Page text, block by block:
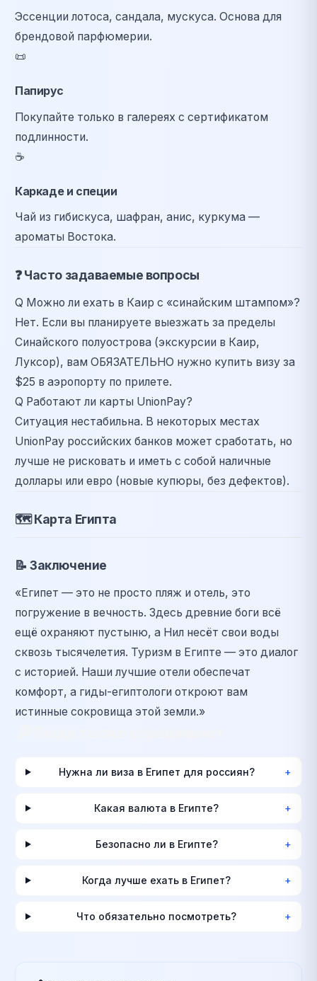
Эссенции лотоса, сандала, мускуса. Основа для
брендовой парфюмерии.
📜
Папирус
Покупайте только в галереях с сертификатом
подлинности.
☕
Каркаде и специи
Чай из гибискуса, шафран, анис, куркума —
ароматы Востока.
❓Часто задаваемые вопросы
Q Можно ли ехать в Каир с «синайским штампом»?
Нет. Если вы планируете выезжать за пределы
Синайского полуострова (экскурсии в Каир,
Луксор), вам ОБЯЗАТЕЛЬНО нужно купить визу за
$25 в аэропорту по прилете.
Q Работают ли карты UnionPay?
Ситуация нестабильна. В некоторых местах
UnionPay российских банков может сработать, но
лучше не рисковать и иметь с собой наличные
доллары или евро (новые купюры, без дефектов).
🗺️Карта Египта
📝 Заключение
«Египет — это не просто пляж и отель, это
погружение в вечность. Здесь древние боги всё
ещё охраняют пустыню, а Нил несёт свои воды
сквозь тысячелетия. Туризм в Египте — это диалог
с историей. Наши лучшие отели обеспечат
комфорт, а гиды-египтологи откроют вам
истинные сокровища этой земли.»
Нужна ли виза в Египет для россиян? +
Какая валюта в Египте? +
Безопасно ли в Египте? +
Когда лучше ехать в Египет? +
Что обязательно посмотреть? +